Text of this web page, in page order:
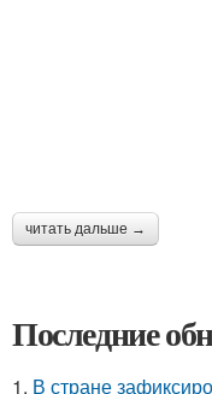
читать дальше →
Последние
1. В стране